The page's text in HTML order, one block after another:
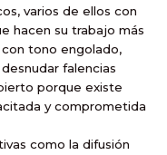
varios de ellos con
hacen su trabajo más
con tono engolado,
falencias
porque existe
y comprometida
como la difusión